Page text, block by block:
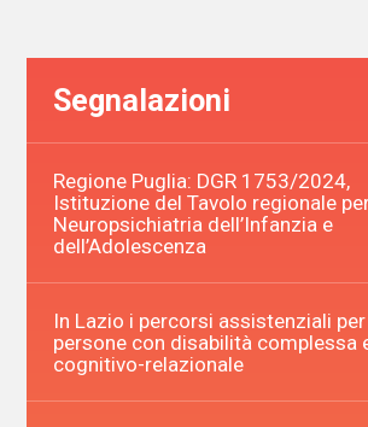
Segnalazioni
Regione Puglia: DGR 1753/2024,
Istituzione del Tavolo regionale
Neuropsichiatria dell’Infanzia e
dell’Adolescenza
In Lazio i percorsi assistenziali per
persone con disabilità complessa
cognitivo-relazionale